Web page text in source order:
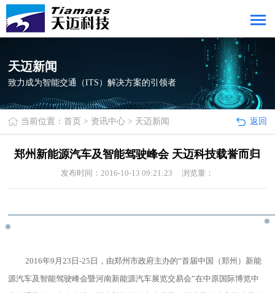
天迈新闻
致力成为智能交通（ITS）解决方案的引领者
返回
当前位置：首页 > 资讯中心 > 天迈新闻
郑州新能源汽车及智能驾驶峰会 天迈科技载誉而归
发布时间：2016-10-13 09:21:23 浏览量：
2016年9月23日-25日，由郑州市政府主办的“首届中国（郑州）新能
源汽车及智能驾驶峰会暨河南新能源汽车展览交易会”在中原国际博览中